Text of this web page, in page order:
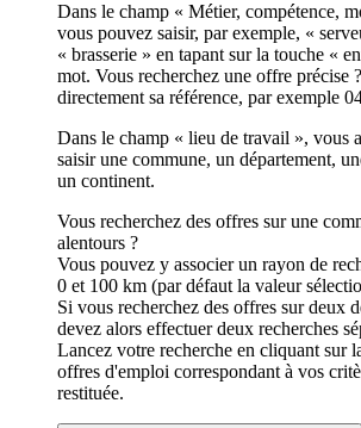
Dans le champ « Métier, compétence,
vous pouvez saisir, par exemple, «
« brasserie » en tapant sur la touche «
mot. Vous recherchez une offre précise
directement sa référence, par exemple
Dans le champ « lieu de travail », vous
saisir une commune, un département,
un continent.
Vous recherchez des offres sur une
alentours ?
Vous pouvez y associer un rayon de
0 et 100 km (par défaut la valeur
Si vous recherchez des offres sur deux
devez alors effectuer deux recherches
Lancez votre recherche en cliquant sur
offres d'emploi correspondant à vos
restituée.